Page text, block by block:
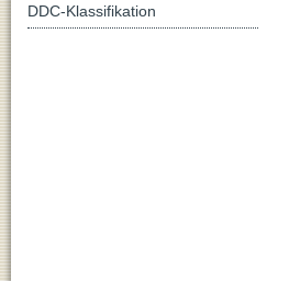
DDC-Klassifikation